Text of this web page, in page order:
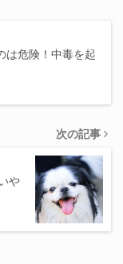
は危険！中毒を起
次の記事
や